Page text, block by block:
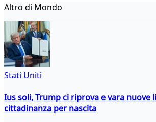
Altro di Mondo
Stati Uniti
Ius soli, Trump ci riprova e vara nuove
cittadinanza per nascita